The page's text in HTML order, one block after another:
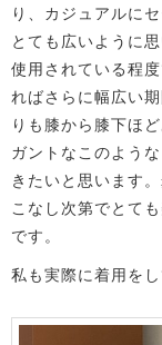
り、カジュアルに
とても広いように
使用されている程
ればさらに幅広い
りも膝から膝下ほ
ガントなこのよう
きたいと思います
こなし次第でとて
です。
私も実際に着用をし